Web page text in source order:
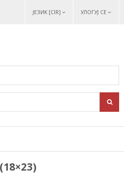
ЈЕЗИК [CIR] УЛОГУЈ СЕ